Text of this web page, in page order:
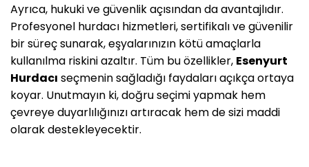
Ayrıca, hukuki ve güvenlik açısından da avantajlıdır.
Profesyonel hurdacı hizmetleri, sertifikalı ve güvenilir
bir süreç sunarak, eşyalarınızın kötü amaçlarla
kullanılma riskini azaltır. Tüm bu özellikler, Esenyurt
Hurdacı seçmenin sağladığı faydaları açıkça ortaya
koyar. Unutmayın ki, doğru seçimi yapmak hem
çevreye duyarlılığınızı artıracak hem de sizi maddi
olarak destekleyecektir.